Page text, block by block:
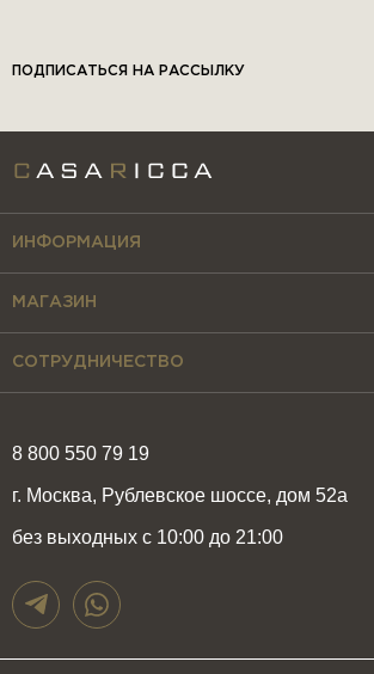
ПОДПИСАТЬСЯ НА РАССЫЛКУ
8 800 550 79 19
г. Москва, Рублевское шоссе, дом 52а
без выходных с 10:00 до 21:00
ИНФОРМАЦИЯ
МАГАЗИН
СОТРУДНИЧЕСТВО